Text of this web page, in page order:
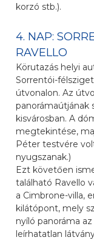
korzó stb.).
4. NAP:
RAVELLO
Körutazás helyi
Sorrentói-
útvonalon. Az
panorámaútjának
kisvárosban. A
megtekintése,
Péter testvére
nyugszanak.)
Ezt követően
található Ravello
a Cimbrone-villa,
kilátópont, mely
nyíló panoráma
leírhatatlan